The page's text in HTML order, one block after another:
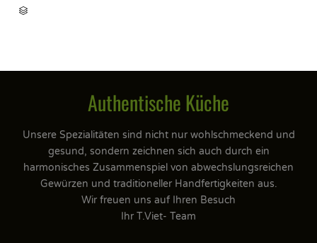

Authentische Küche
Unsere Spezialitäten sind nicht nur wohlschmeckend und
gesund, sondern zeichnen sich auch durch ein
harmonisches Zusammenspiel von abwechslungsreichen
Gewürzen und traditioneller Handfertigkeiten aus.
Wir freuen uns auf Ihren Besuch
Ihr T.Viet- Team